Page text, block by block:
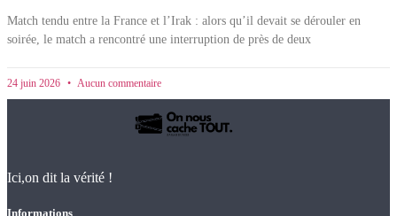
Match tendu entre la France et l’Irak : alors qu’il devait se dérouler en
soirée, le match a rencontré une interruption de près de deux
24 juin 2026 Aucun commentaire
Ici,on dit la vérité !
Informations